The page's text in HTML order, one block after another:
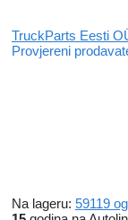
TruckParts Eesti
Provjereni
Na lageru: 59119